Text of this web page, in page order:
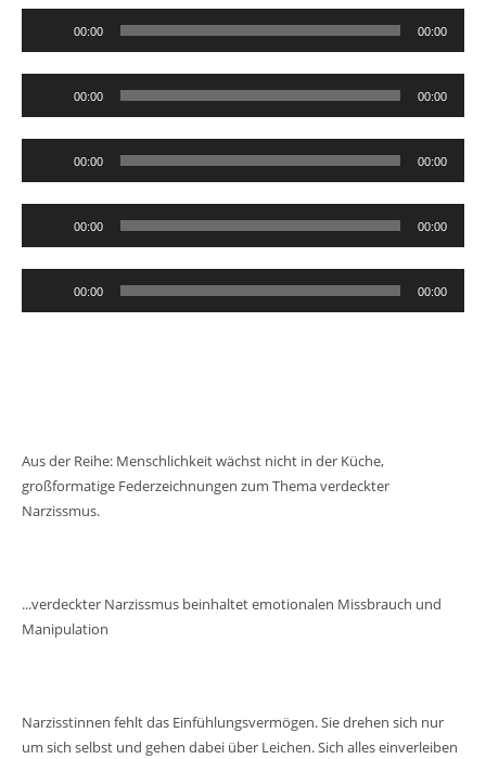
00:00 00:00
00:00 00:00
00:00 00:00
00:00 00:00
00:00 00:00
Aus der Reihe: Menschlichkeit wächst nicht in der Küche,
großformatige Federzeichnungen zum Thema verdeckter
Narzissmus.
...verdeckter Narzissmus beinhaltet emotionalen Missbrauch und
Manipulation
Narzisstinnen fehlt das Einfühlungsvermögen. Sie drehen sich nur
um sich selbst und gehen dabei über Leichen. Sich alles einverleiben